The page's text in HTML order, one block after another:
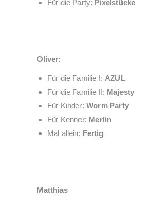
Für die Party: Pixelstücke
Oliver:
Für die Familie I: AZUL
Für die Familie II: Majesty
Für Kinder: Worm Party
Für Kenner: Merlin
Mal allein: Fertig
Matthias